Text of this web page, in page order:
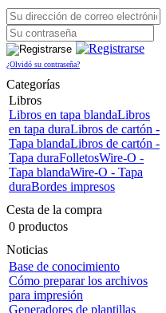
¿Olvidó su contraseña?
Categorías
Libros
Libros en tapa blandaLibros
en tapa duraLibros de cartón -
Tapa blandaLibros de cartón -
Tapa duraFolletosWire-O -
Tapa blandaWire-O - Tapa
duraBordes impresos
Cesta de la compra
0 productos
Noticias
Base de conocimiento
Cómo preparar los archivos
para impresión
Generadores de plantillas